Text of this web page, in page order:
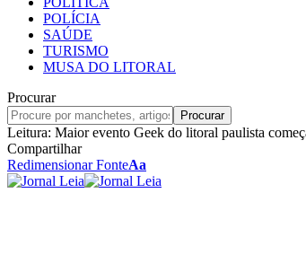
POLÍCIA
SAÚDE
TURISMO
MUSA DO LITORAL
Procurar
Leitura: Maior evento Geek do litoral paulista
Compartilhar
Redimensionar FonteAa